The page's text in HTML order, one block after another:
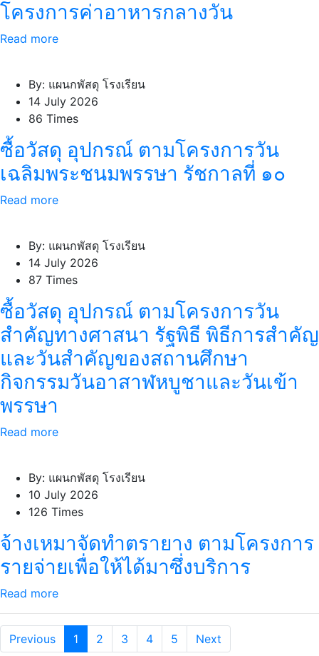
โครงการค่าอาหารกลางวัน
Read more
By: แผนกพัสดุ โรงเรียน
14 July 2026
86 Times
ซื้อวัสดุ อุปกรณ์ ตามโครงการวัน
เฉลิมพระชนมพรรษา รัชกาลที่ ๑๐
Read more
By: แผนกพัสดุ โรงเรียน
14 July 2026
87 Times
ซื้อวัสดุ อุปกรณ์ ตามโครงการวัน
สำคัญทางศาสนา รัฐพิธี พิธีการสำคัญ
และวันสำคัญของสถานศึกษา
กิจกรรมวันอาสาฬหบูชาและวันเข้า
พรรษา
Read more
By: แผนกพัสดุ โรงเรียน
10 July 2026
126 Times
จ้างเหมาจัดทำตรายาง ตามโครงการ
รายจ่ายเพื่อให้ได้มาซึ่งบริการ
Read more
Previous 1 2 3 4 5 Next